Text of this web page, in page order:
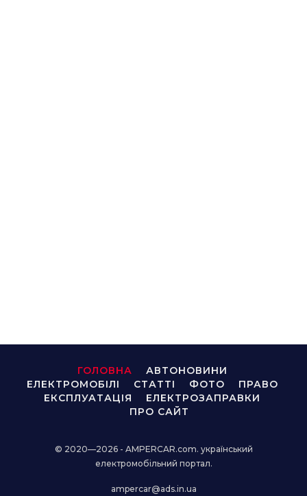
ГОЛОВНА
АВТОНОВИНИ
ЕЛЕКТРОМОБІЛІ
СТАТТІ ФОТО
ПРАВО
ЕКСПЛУАТАЦІЯ
ЕЛЕКТРОЗАПРАВКИ
ПРО САЙТ
© 2020—2026 - AMPERCAR.com. український
електромобільний портал.
ampercar@ads.in.ua